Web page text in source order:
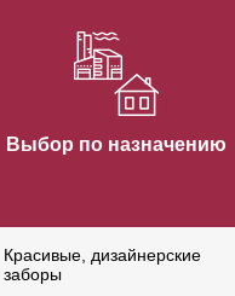
Выбор по назначению
Красивые, дизайнерские
заборы